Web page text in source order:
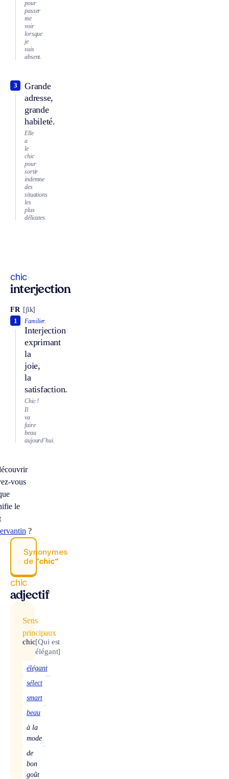
pour
passer
me
voir
lorsque
je
suis
absent.
Grande
adresse,
grande
habileté.
3
Elle
a
le
chic
pour
sortir
indemne
des
situations
les
plus
délicates.
chic
interjection
FR [ʃik]
Familier.
Interjection
exprimant
la
joie,
la
satisfaction.
1
Chic !
Il
va
faire
beau
aujourd’hui.
vous
le
?
Synonymes
de “chic“
chic
adjectif
Sens
principaux
chic[Qui est
élégant]
élégant
sélect
smart
beau
à la
mode
de
bon
goût